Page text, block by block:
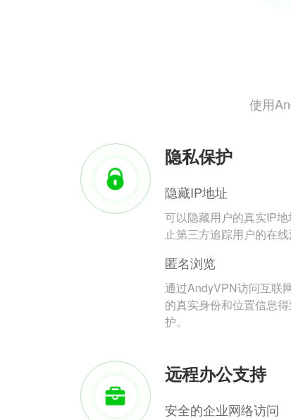
使用
隐私保护
隐藏IP地址
可以隐藏用户的真实IP
止第三方追踪用户的在线
匿名浏览
通过AndyVPN访问互联
的真实身份和位置信息
护。
远程办公支持
安全的企业网络访问